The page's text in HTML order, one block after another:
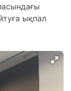
ықпал